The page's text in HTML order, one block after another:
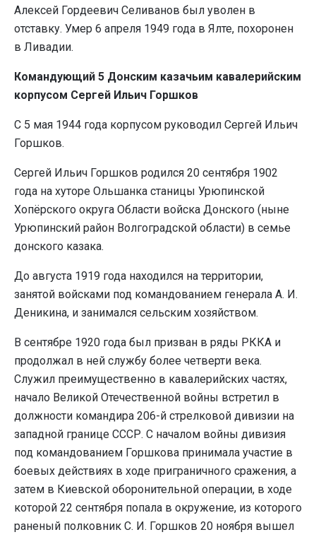
Алексей Гордеевич Селиванов был уволен в
отставку. Умер 6 апреля 1949 года в Ялте, похоронен
в Ливадии.
Командующий 5 Донским казачьим кавалерийским
корпусом Сергей Ильич Горшков
С 5 мая 1944 года корпусом руководил Сергей Ильич
Горшков.
Сергей Ильич Горшков родился 20 сентября 1902
года на хуторе Ольшанка станицы Урюпинской
Хопёрского округа Области войска Донского (ныне
Урюпинский район Волгоградской области) в семье
донского казака.
До августа 1919 года находился на территории,
занятой войсками под командованием генерала А. И.
Деникина, и занимался сельским хозяйством.
В сентябре 1920 года был призван в ряды РККА и
продолжал в ней службу более четверти века.
Служил преимущественно в кавалерийских частях,
начало Великой Отечественной войны встретил в
должности командира 206-й стрелковой дивизии на
западной границе СССР. С началом войны дивизия
под командованием Горшкова принимала участие в
боевых действиях в ходе приграничного сражения, а
затем в Киевской оборонительной операции, в ходе
которой 22 сентября попала в окружение, из которого
раненый полковник С. И. Горшков 20 ноября вышел